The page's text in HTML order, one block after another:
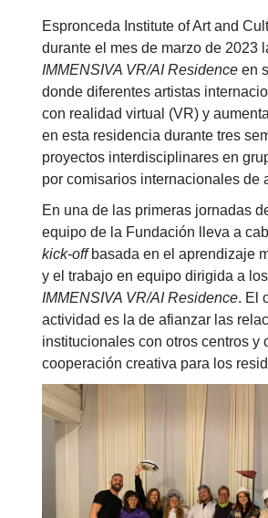
Espronceda Institute of Art and
durante el mes de marzo de 2023
IMMENSIVA VR/AI Residence en
donde diferentes artistas
con realidad virtual (VR) y
en esta residencia durante tres
proyectos interdisciplinares en
por comisarios internacionales de
En una de las primeras jornadas
equipo de la Fundación lleva a
kick-offbasada en el aprendizaje
y el trabajo en equipo dirigida a
IMMENSIVA VR/AI Residence. El
actividad es la de afianzar las
institucionales con otros centros y
cooperación creativa para los